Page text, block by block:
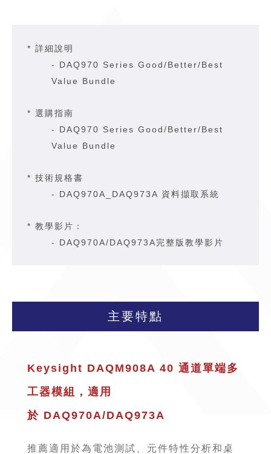
* 詳細說明
- DAQ970 Series Good/Better/Best
Value Bundle
* 選購指南
- DAQ970 Series Good/Better/Best
Value Bundle
* 技術規格書
- DAQ970A_DAQ973A 資料擷取系統
* 教學影片：
- DAQ970A/DAQ973A完整版教學影片
主要特點
Keysight DAQM908A 40 通道單端多
工器模組，適用
於 DAQ970A/DAQ973A
推薦適用於為電池測試、元件特性分析和桌